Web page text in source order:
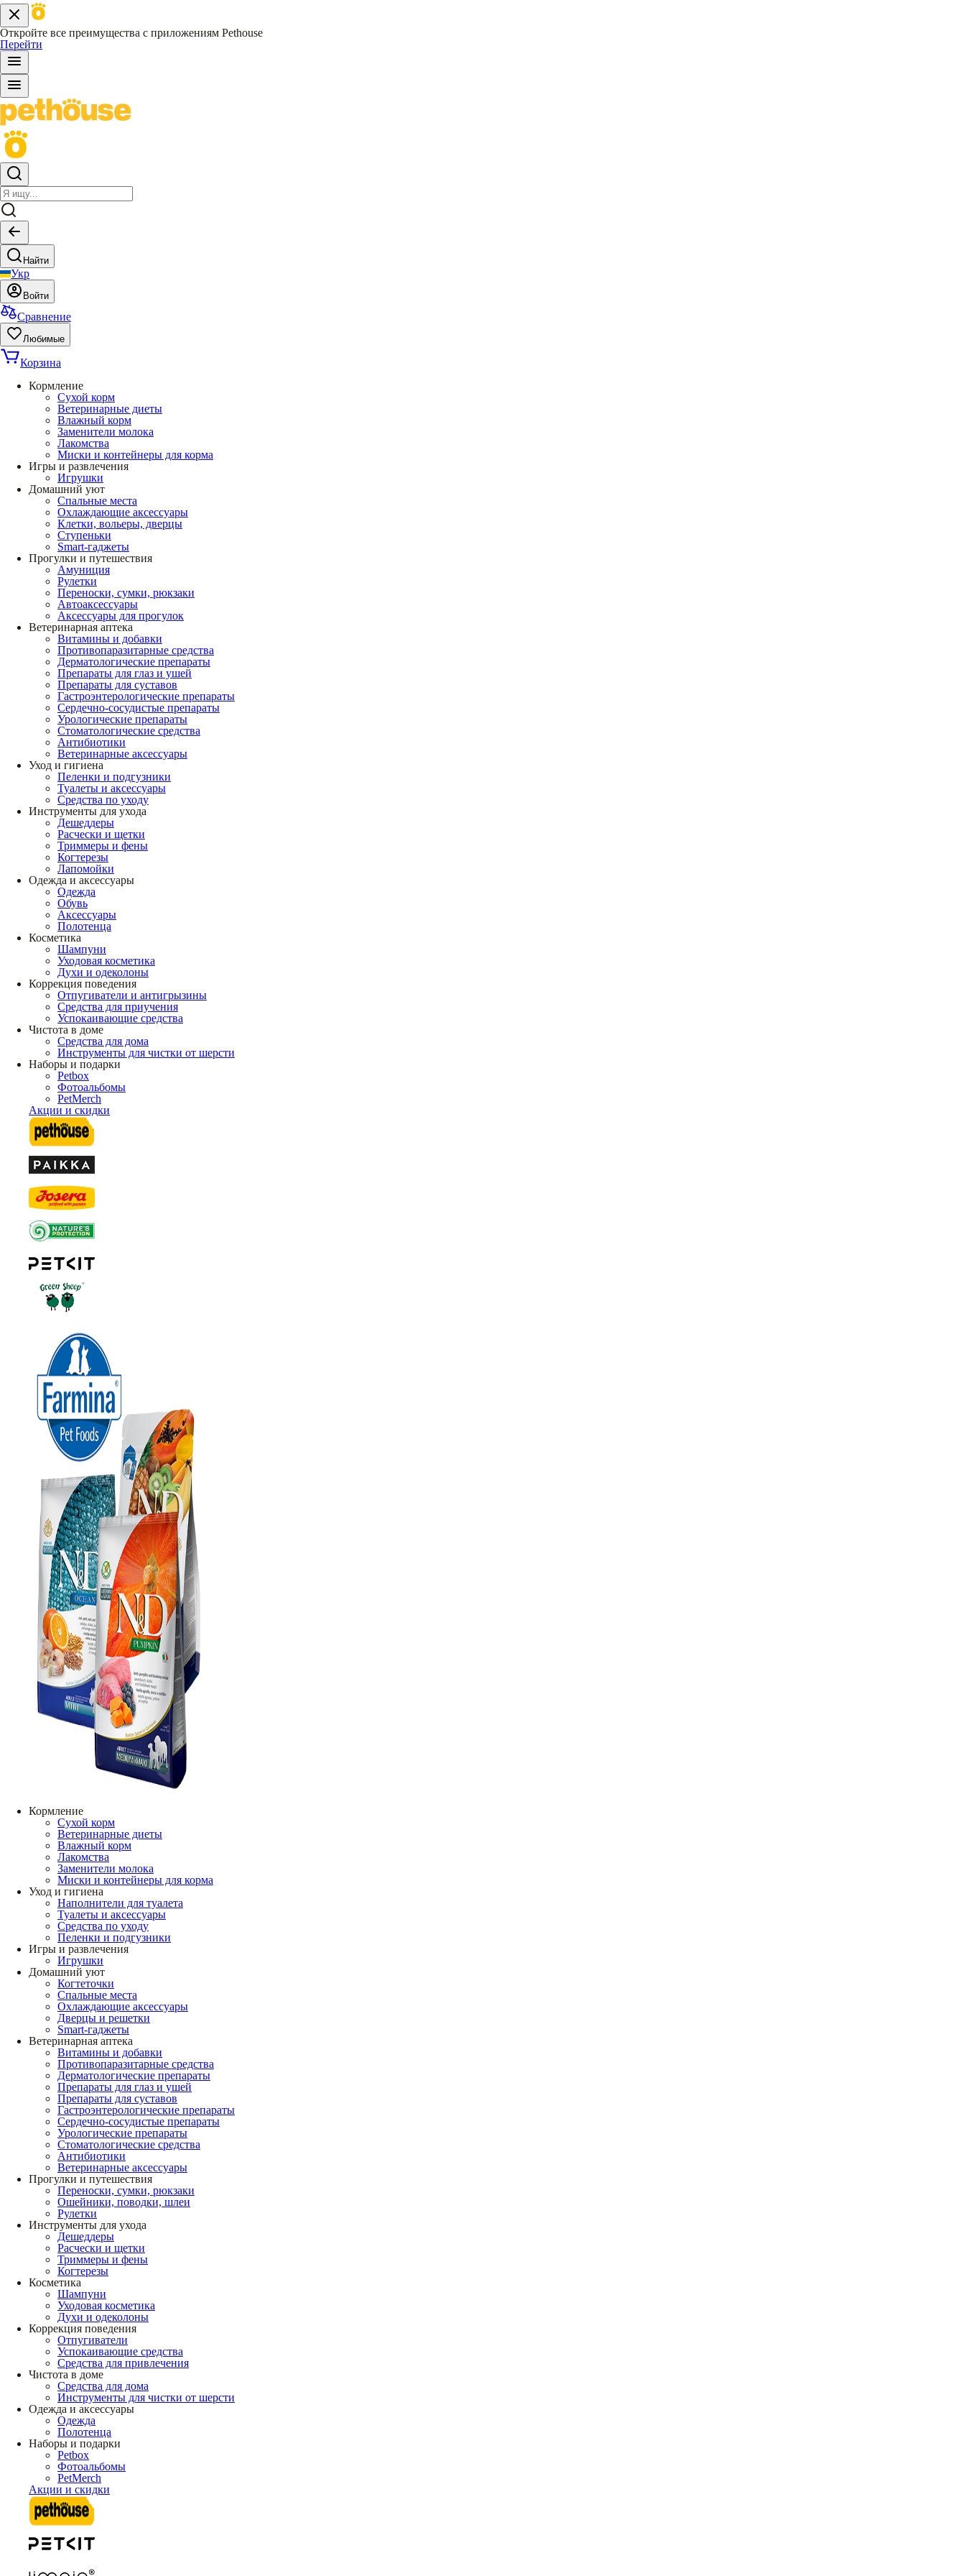
Откройте все преимущества с приложениям Pethouse
Перейти
Найти
Укр
Войти
Сравнение
Любимые
Корзина
Кормление
Сухой корм
Ветеринарные диеты
Влажный корм
Заменители молока
Лакомства
Миски и контейнеры для корма
Игры и развлечения
Игрушки
Домашний уют
Спальные места
Охлаждающие аксессуары
Клетки, вольеры, дверцы
Ступеньки
Smart-гаджеты
Прогулки и путешествия
Амуниция
Рулетки
Переноски, сумки, рюкзаки
Автоаксессуары
Аксессуары для прогулок
Ветеринарная аптека
Витамины и добавки
Противопаразитарные средства
Дерматологические препараты
Препараты для глаз и ушей
Препараты для суставов
Гастроэнтерологические препараты
Сердечно-сосудистые препараты
Урологические препараты
Стоматологические средства
Антибиотики
Ветеринарные аксессуары
Уход и гигиена
Пеленки и подгузники
Туалеты и аксессуары
Средства по уходу
Инструменты для ухода
Дешеддеры
Расчески и щетки
Триммеры и фены
Когтерезы
Лапомойки
Одежда и аксессуары
Одежда
Обувь
Аксессуары
Полотенца
Косметика
Шампуни
Уходовая косметика
Духи и одеколоны
Коррекция поведения
Отпугиватели и антигрызины
Средства для приучения
Успокаивающие средства
Чистота в доме
Средства для дома
Инструменты для чистки от шерсти
Наборы и подарки
Petbox
Фотоальбомы
PetMerch
Акции и скидки
Кормление
Сухой корм
Ветеринарные диеты
Влажный корм
Лакомства
Заменители молока
Миски и контейнеры для корма
Уход и гигиена
Наполнители для туалета
Туалеты и аксессуары
Средства по уходу
Пеленки и подгузники
Игры и развлечения
Игрушки
Домашний уют
Когтеточки
Спальные места
Охлаждающие аксессуары
Дверцы и решетки
Smart-гаджеты
Ветеринарная аптека
Витамины и добавки
Противопаразитарные средства
Дерматологические препараты
Препараты для глаз и ушей
Препараты для суставов
Гастроэнтерологические препараты
Сердечно-сосудистые препараты
Урологические препараты
Стоматологические средства
Антибиотики
Ветеринарные аксессуары
Прогулки и путешествия
Переноски, сумки, рюкзаки
Ошейники, поводки, шлеи
Рулетки
Инструменты для ухода
Дешеддеры
Расчески и щетки
Триммеры и фены
Когтерезы
Косметика
Шампуни
Уходовая косметика
Духи и одеколоны
Коррекция поведения
Отпугиватели
Успокаивающие средства
Средства для привлечения
Чистота в доме
Средства для дома
Инструменты для чистки от шерсти
Одежда и аксессуары
Одежда
Полотенца
Наборы и подарки
Petbox
Фотоальбомы
PetMerch
Акции и скидки